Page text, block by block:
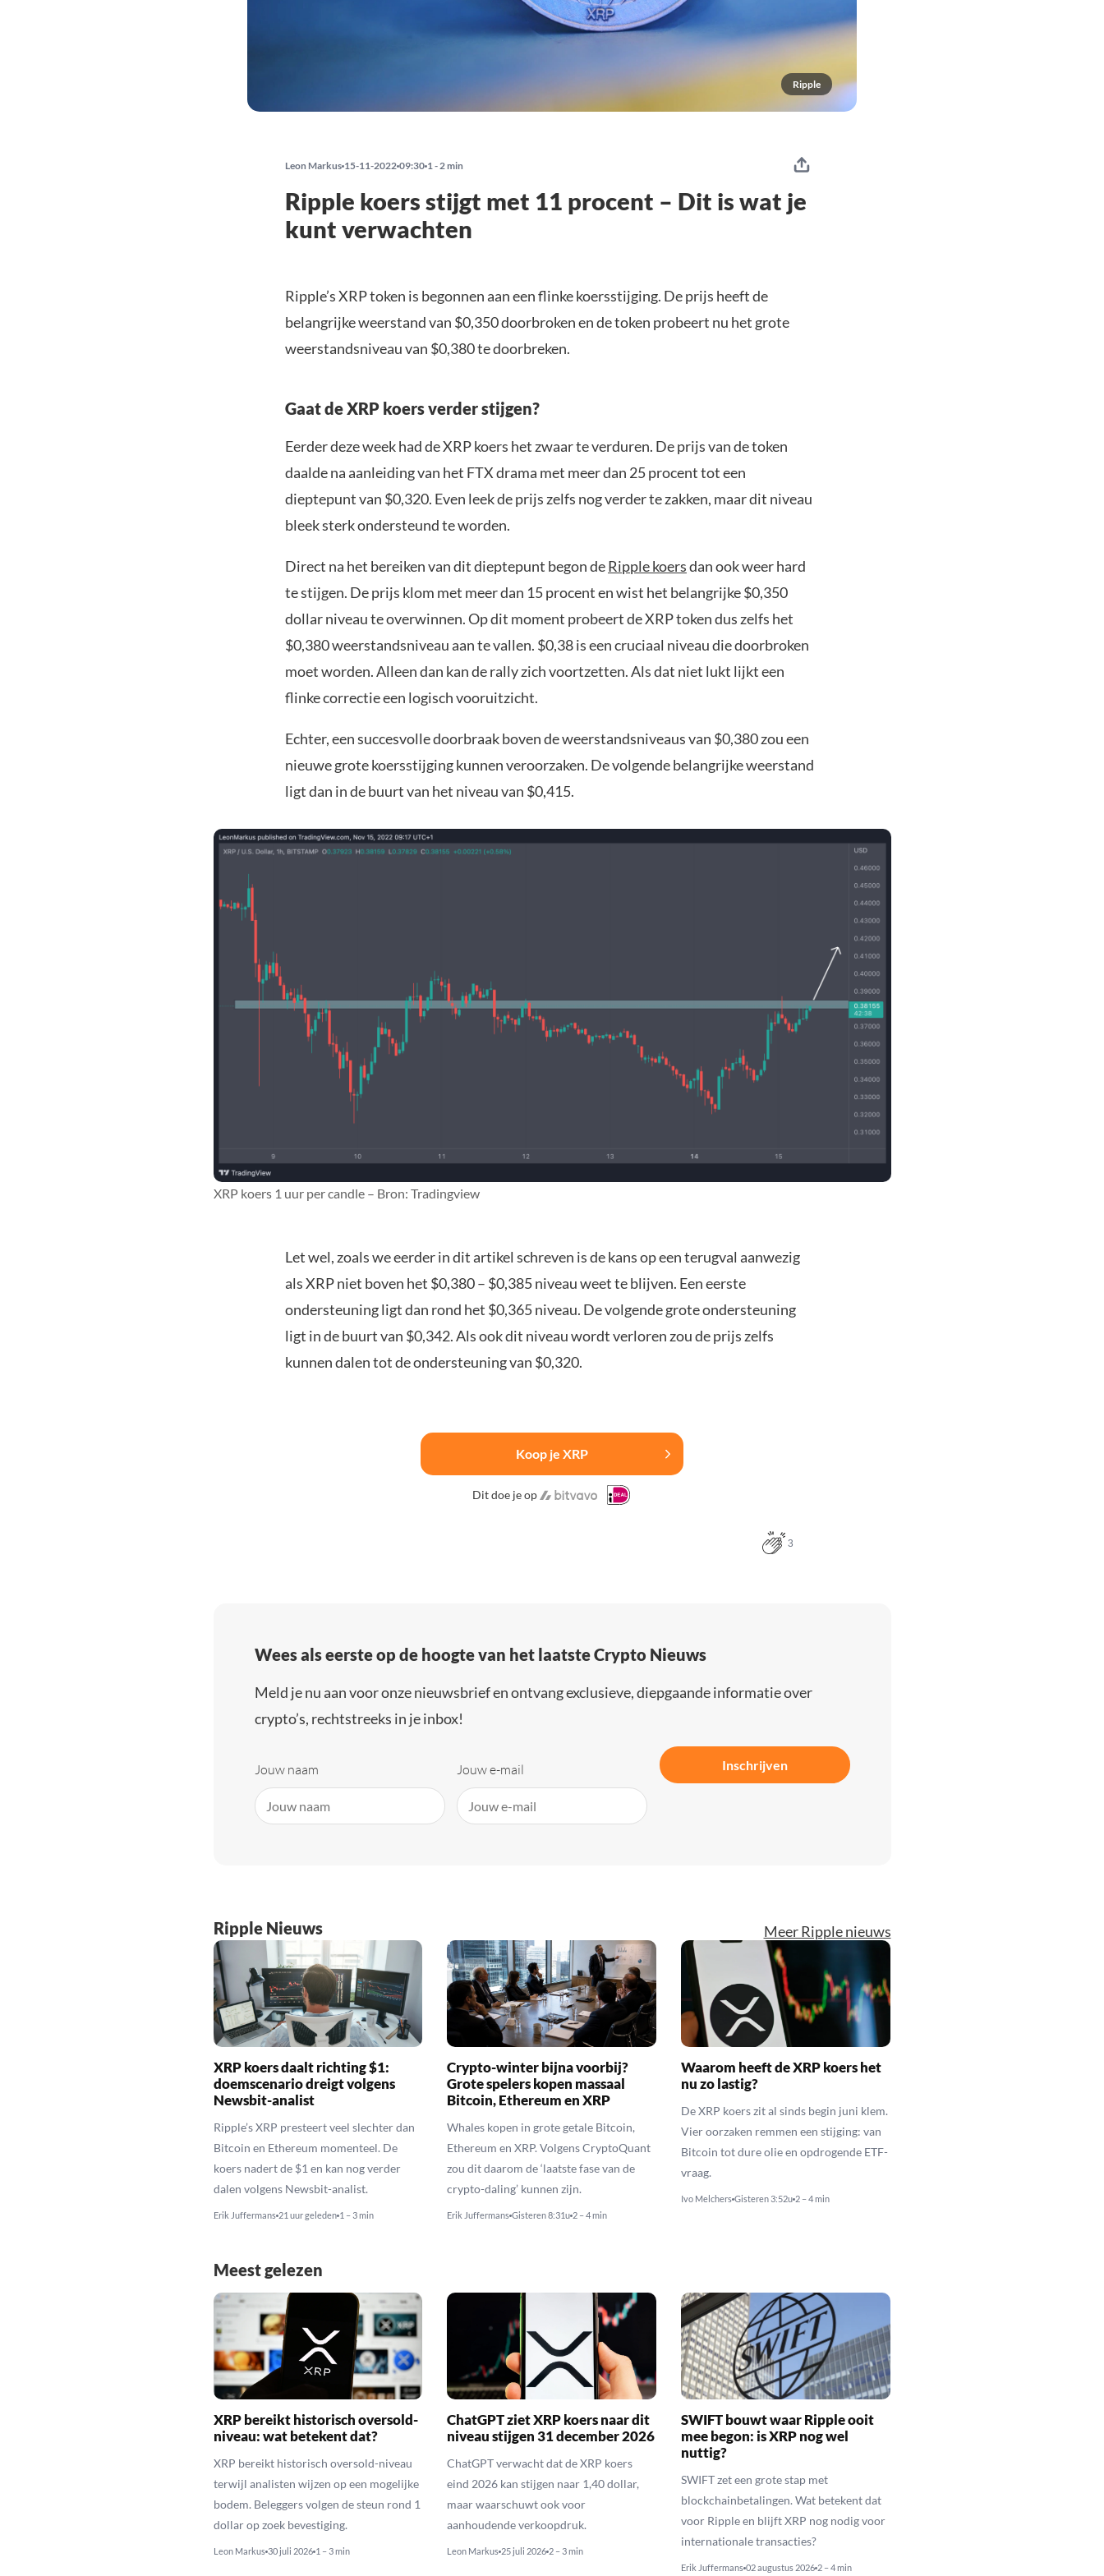
Ripple
Leon Markus 15-11-2022 09:30 1 - 2 min
Ripple koers stijgt met 11 procent – Dit is wat je
kunt verwachten
Ripple’s XRP token is begonnen aan een flinke koersstijging. De prijs heeft de
belangrijke weerstand van $0,350 doorbroken en de token probeert nu het grote
weerstandsniveau van $0,380 te doorbreken.
Gaat de XRP koers verder stijgen?
Eerder deze week had de XRP koers het zwaar te verduren. De prijs van de token
daalde na aanleiding van het FTX drama met meer dan 25 procent tot een
dieptepunt van $0,320. Even leek de prijs zelfs nog verder te zakken, maar dit niveau
bleek sterk ondersteund te worden.
Direct na het bereiken van dit dieptepunt begon deRipple koersdan ook weer hard
te stijgen. De prijs klom met meer dan 15 procent en wist het belangrijke $0,350
dollar niveau te overwinnen. Op dit moment probeert de XRP token dus zelfs het
$0,380 weerstandsniveau aan te vallen. $0,38 is een cruciaal niveau die doorbroken
moet worden. Alleen dan kan de rally zich voortzetten. Als dat niet lukt lijkt een
flinke correctie een logisch vooruitzicht.
Echter, een succesvolle doorbraak boven de weerstandsniveaus van $0,380 zou een
nieuwe grote koersstijging kunnen veroorzaken. De volgende belangrijke weerstand
ligt dan in de buurt van het niveau van $0,415.
XRP koers 1 uur per candle – Bron: Tradingview
Let wel, zoals we eerder in dit artikel schreven is de kans op een terugval aanwezig
als XRP niet boven het $0,380 – $0,385 niveau weet te blijven. Een eerste
ondersteuning ligt dan rond het $0,365 niveau. De volgende grote ondersteuning
ligt in de buurt van $0,342. Als ook dit niveau wordt verloren zou de prijs zelfs
kunnen dalen tot de ondersteuning van $0,320.
Koop je XRP
Dit doe je op
3
Wees als eerste op de hoogte van het laatste Crypto Nieuws
Meld je nu aan voor onze nieuwsbrief en ontvang exclusieve, diepgaande informatie over
crypto’s, rechtstreeks in je inbox!
Jouw naam Jouw e-mail Inschrijven
Ripple Nieuws Meer Ripple nieuws
XRP koers daalt richting $1:
doemscenario dreigt volgens
Newsbit-analist
Ripple’s XRP presteert veel slechter dan
Bitcoin en Ethereum momenteel. De
koers nadert de $1 en kan nog verder
dalen volgens Newsbit-analist.
Erik Juffermans 21 uur geleden 1 – 3 min
Crypto-winter bijna voorbij?
Grote spelers kopen massaal
Bitcoin, Ethereum en XRP
Whales kopen in grote getale Bitcoin,
Ethereum en XRP. Volgens CryptoQuant
zou dit daarom de ‘laatste fase van de
crypto-daling’ kunnen zijn.
Erik Juffermans Gisteren 8:31u 2 – 4 min
Waarom heeft de XRP koers het
nu zo lastig?
De XRP koers zit al sinds begin juni klem.
Vier oorzaken remmen een stijging: van
Bitcoin tot dure olie en opdrogende ETF-
vraag.
Ivo Melchers Gisteren 3:52u 2 – 4 min
Meest gelezen
XRP bereikt historisch oversold-
niveau: wat betekent dat?
XRP bereikt historisch oversold-niveau
terwijl analisten wijzen op een mogelijke
bodem. Beleggers volgen de steun rond 1
dollar op zoek bevestiging.
Leon Markus 30 juli 2026 1 – 3 min
ChatGPT ziet XRP koers naar dit
niveau stijgen 31 december 2026
ChatGPT verwacht dat de XRP koers
eind 2026 kan stijgen naar 1,40 dollar,
maar waarschuwt ook voor
aanhoudende verkoopdruk.
Leon Markus 25 juli 2026 2 – 3 min
SWIFT bouwt waar Ripple ooit
mee begon: is XRP nog wel
nuttig?
SWIFT zet een grote stap met
blockchainbetalingen. Wat betekent dat
voor Ripple en blijft XRP nog nodig voor
internationale transacties?
Erik Juffermans 02 augustus 2026 2 – 4 min